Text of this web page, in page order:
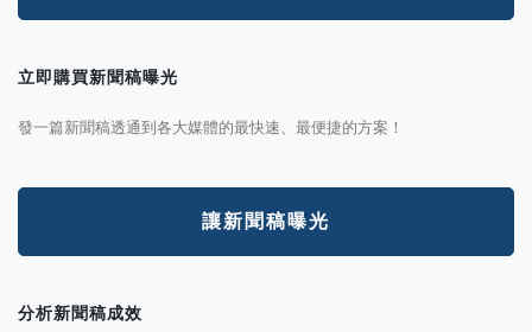
立即購買新聞稿曝光
發一篇新聞稿透通到各大媒體的最快速、最便捷的方案！
讓新聞稿曝光
分析新聞稿成效